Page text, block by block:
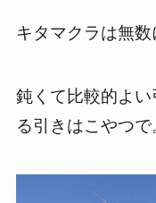
キタマクラは無数
鈍くて比較的よ
る引きはこやつで